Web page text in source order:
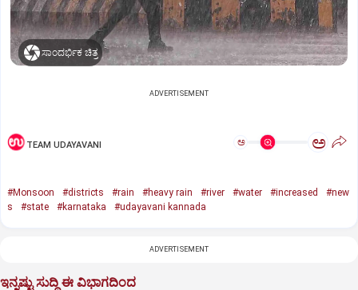
ಸಾಂದರ್ಭಿಕ ಚಿತ್ರ
ADVERTISEMENT
TEAM UDAYAVANI ಅ ಅ
#Monsoon #districts #rain #heavy rain #river #water #increased
#new
s
#state #karnataka #udayavani kannada
ADVERTISEMENT
ಇನ್ನಷ್ಟು ಸುದ್ದಿ ಈ ವಿಭಾಗದಿಂದ